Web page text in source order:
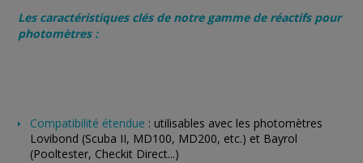
Les caractéristiques clés de notre gamme de réactifs pour
photomètres :
Compatibilité étendue : utilisables avec les photomètres
Lovibond (Scuba II, MD100, MD200, etc.) et Bayrol
(Pooltester, Checkit Direct...)